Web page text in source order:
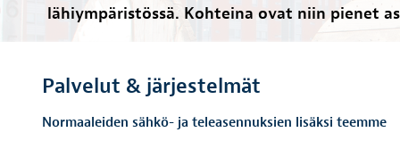
lähiympäristössä. Kohteina ovat niin pienet
Palvelut & järjestelmät
Normaaleiden sähkö- ja teleasennuksien lisäksi teemme